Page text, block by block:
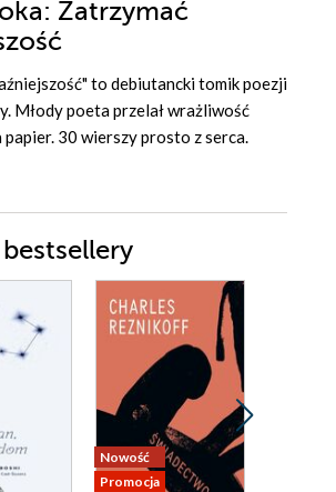
: Zatrzymać
to debiutancki tomik poezji
Młody poeta przelał wrażliwość
papier. 30 wierszy prosto z serca.
Nowość
Promocja